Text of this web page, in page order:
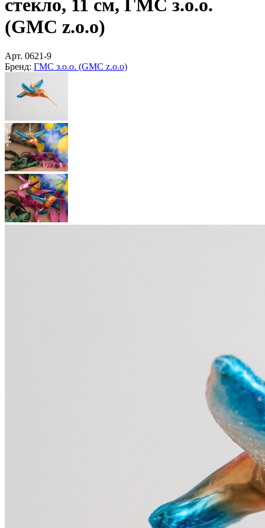
стекло, 11 см, ГМС з.о.о.
(GMC z.o.o)
Арт. 0621-9
Бренд: ГМС з.о.о. (GMC z.o.o)